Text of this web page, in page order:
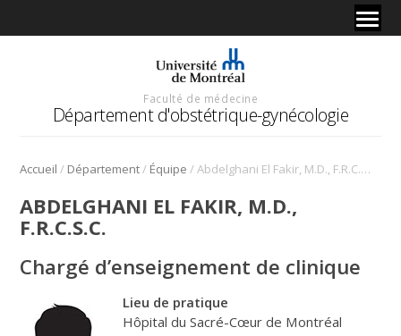
Faculté de médecine
Département d'obstétrique-gynécologie
Accueil / Département/ Équipe / Abdelghani El Fakir, M.D., F.R.C.S.C.
ABDELGHANI EL FAKIR, M.D.,
F.R.C.S.C.
Chargé d’enseignement de clinique
Lieu de pratique
Hôpital du Sacré-Cœur de Montréal